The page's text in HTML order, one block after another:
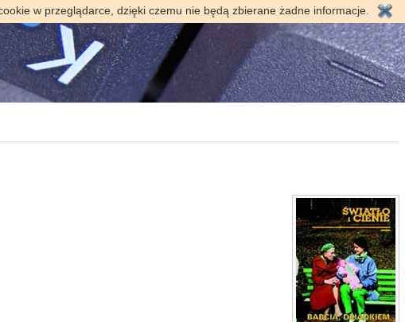
w przeglądarce, dzięki czemu nie będą zbierane żadne informacje.